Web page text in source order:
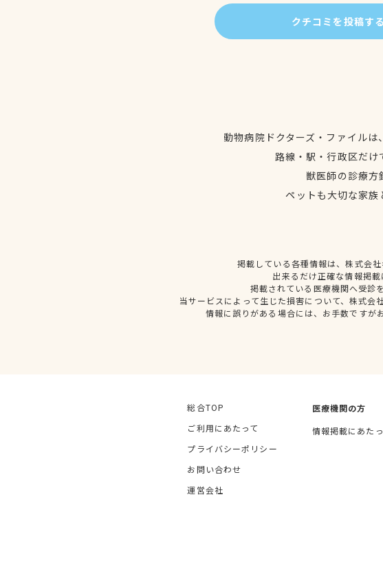
クチコミを投稿する
動物病院ドクターズ・ファイル
路線・駅・行政区だけ
獣医師の診療方
ペットも大切な家族
掲載している各種情報は、株式会
出来るだけ正確な情報掲
掲載されている医療機関へ受診
当サービスによって生じた損害について、株式会
情報に誤りがある場合には、お手数ですが
総合TOP
ご利用にあたって
プライバシーポリシー
お問い合わせ
運営会社
医療機関の方
情報掲載にあた